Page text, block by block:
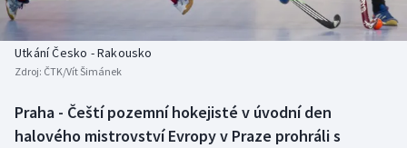
Biatlon
Box
Aplikace ČT sport
Utkání Česko - Rakousko
Zdroj: ČTK/Vít Šimánek
Praha - Čeští pozemní hokejisté v úvodní den
halového mistrovství Evropy v Praze prohráli s